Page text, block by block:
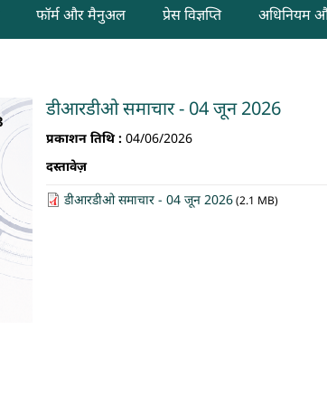
फॉर्म और मैनुअल प्रेस विज्ञप्ति अधिनियम
डीआरडीओ समाचार - 04 जून 2026
प्रकाशन तिथि : 04/06/2026
दस्तावेज़
डीआरडीओ समाचार - 04 जून 2026(2.1 MB)